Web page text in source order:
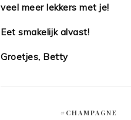
veel meer lekkers met je!
Eet smakelijk alvast!
Groetjes, Betty
#CHAMPAGNE